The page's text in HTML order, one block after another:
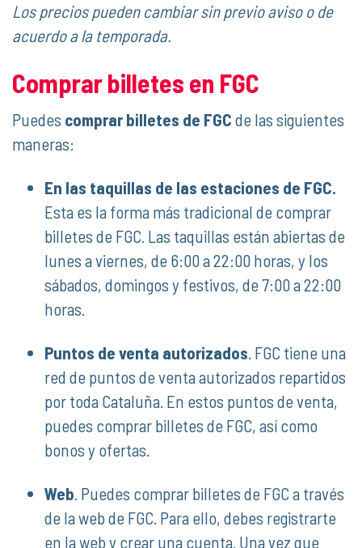
Los precios pueden cambiar sin previo aviso o de
acuerdo a la temporada.
Comprar billetes en FGC
Puedes comprar billetes de FGC de las siguientes
maneras:
En las taquillas de las estaciones de FGC.
Esta es la forma más tradicional de comprar
billetes de FGC. Las taquillas están abiertas de
lunes a viernes, de 6:00 a 22:00 horas, y los
sábados, domingos y festivos, de 7:00 a 22:00
horas.
Puntos de venta autorizados . FGC tiene una
red de puntos de venta autorizados repartidos
por toda Cataluña. En estos puntos de venta,
puedes comprar billetes de FGC, así como
bonos y ofertas.
Web . Puedes comprar billetes de FGC a través
de la web de FGC. Para ello, debes registrarte
en la web y crear una cuenta. Una vez que